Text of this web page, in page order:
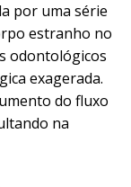
por uma série
estranho no
odontológicos
exagerada.
do fluxo
na